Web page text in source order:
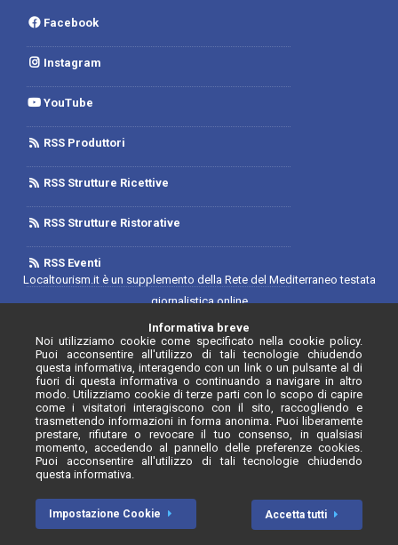
Facebook
Instagram
YouTube
RSS Produttori
RSS Strutture Ricettive
RSS Strutture Ristorative
RSS Eventi
Localtourism.it è un supplemento della Rete del Mediterraneo testata
giornalistica online
Trib. di Foggia n.1893/2019 - Reg. 2/2019- Rete del Mediterraneo
Contratto di Rete Editore
Direttore Responsabile: Luca D'Andrea
Iscrizione Registro degli Operatori di Comunicazione N. 34646 con
provvedimento n. 55 del 20/07/2020
Informativa breve
Noi utilizziamo cookie come specificato nella cookie policy.
Puoi acconsentire all'utilizzo di tali tecnologie chiudendo
questa informativa, interagendo con un link o un pulsante al di
fuori di questa informativa o continuando a navigare in altro
modo. Utilizziamo cookie di terze parti con lo scopo di capire
come i visitatori interagiscono con il sito, raccogliendo e
trasmettendo informazioni in forma anonima. Puoi liberamente
prestare, rifiutare o revocare il tuo consenso, in qualsiasi
momento, accedendo al pannello delle preferenze cookies.
Puoi acconsentire all'utilizzo di tali tecnologie chiudendo
questa informativa.
Impostazione Cookie Accetta tutti